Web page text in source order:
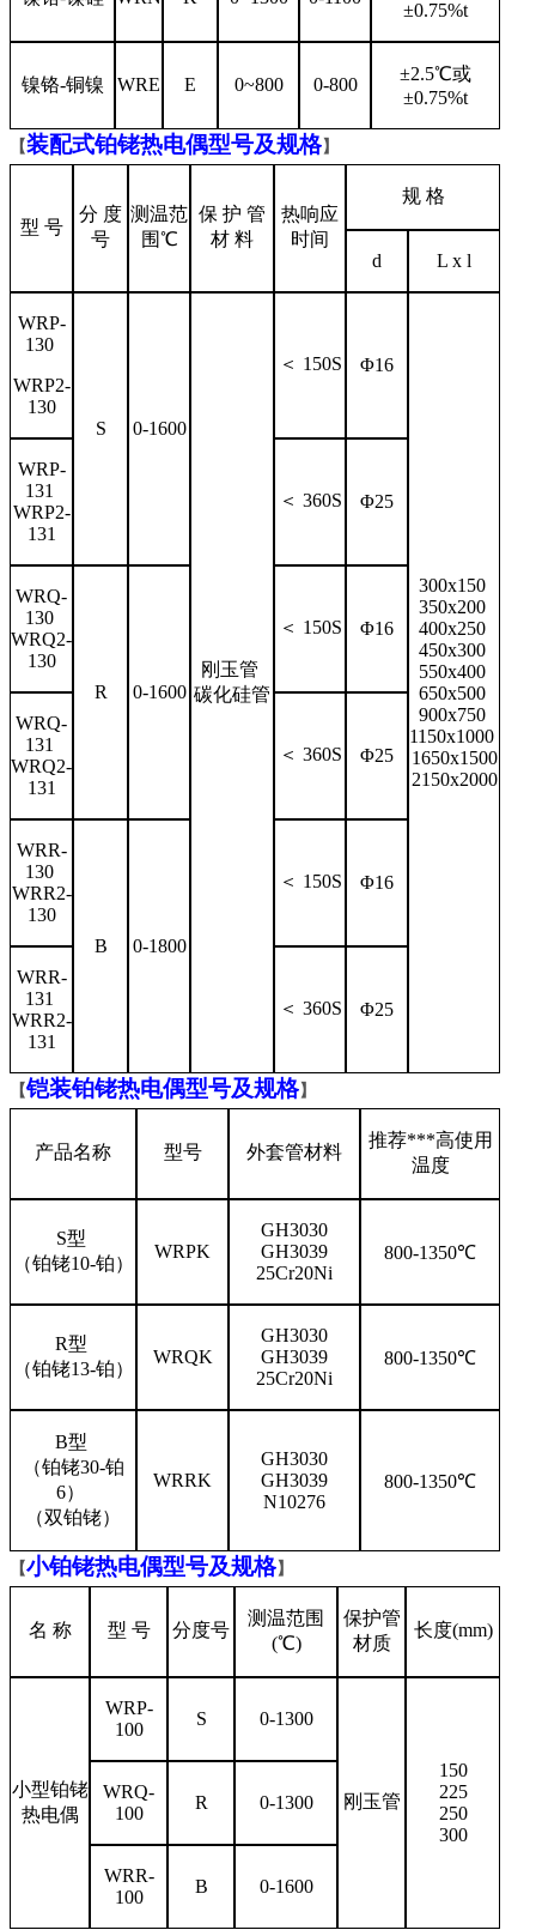
±0.75%t
镍铬-铜镍 WRE E 0~800 0-800
±2.5℃或
±0.75%t
【装配式铂铑热电偶型号及规格】
型 号
分 度
号
测温范
围℃
保 护 管
材 料
热响应
时间
规 格
d L x l
WRP-
130
WRP2-
130
S
0-1600
刚玉管
碳化硅管
＜ 150S Φ16
300x150
350x200
400x250
450x300
550x400
650x500
900x750
1150x1000
1650x1500
2150x2000
WRP-
131
WRP2-
131
＜ 360S Φ25
WRQ-
130
WRQ2-
130
R
0-1600
＜ 150S Φ16
WRQ-
131
WRQ2-
131
＜ 360S Φ25
WRR-
130
WRR2-
130
B
0-1800
＜ 150S Φ16
WRR-
131
WRR2-
131
＜ 360S Φ25
【铠装铂铑热电偶型号及规格】
产品名称 型号 外套管材料
推荐***高使用
温度
S型
（铂铑10-铂）
WRPK
GH3030
GH3039
25Cr20Ni
800-1350℃
R型
（铂铑13-铂）
WRQK
GH3030
GH3039
25Cr20Ni
800-1350℃
B型
（铂铑30-铂
6）
（双铂铑）
WRRK
GH3030
GH3039
N10276
800-1350℃
【小铂铑热电偶型号及规格】
名 称 型 号 分度号
测温范围
(℃)
保护管
材质
长度(mm)
小型铂铑
热电偶
WRP-
100
S 0-1300
刚玉管
150
225
250
300
WRQ-
100
R 0-1300
WRR-
100
B 0-1600